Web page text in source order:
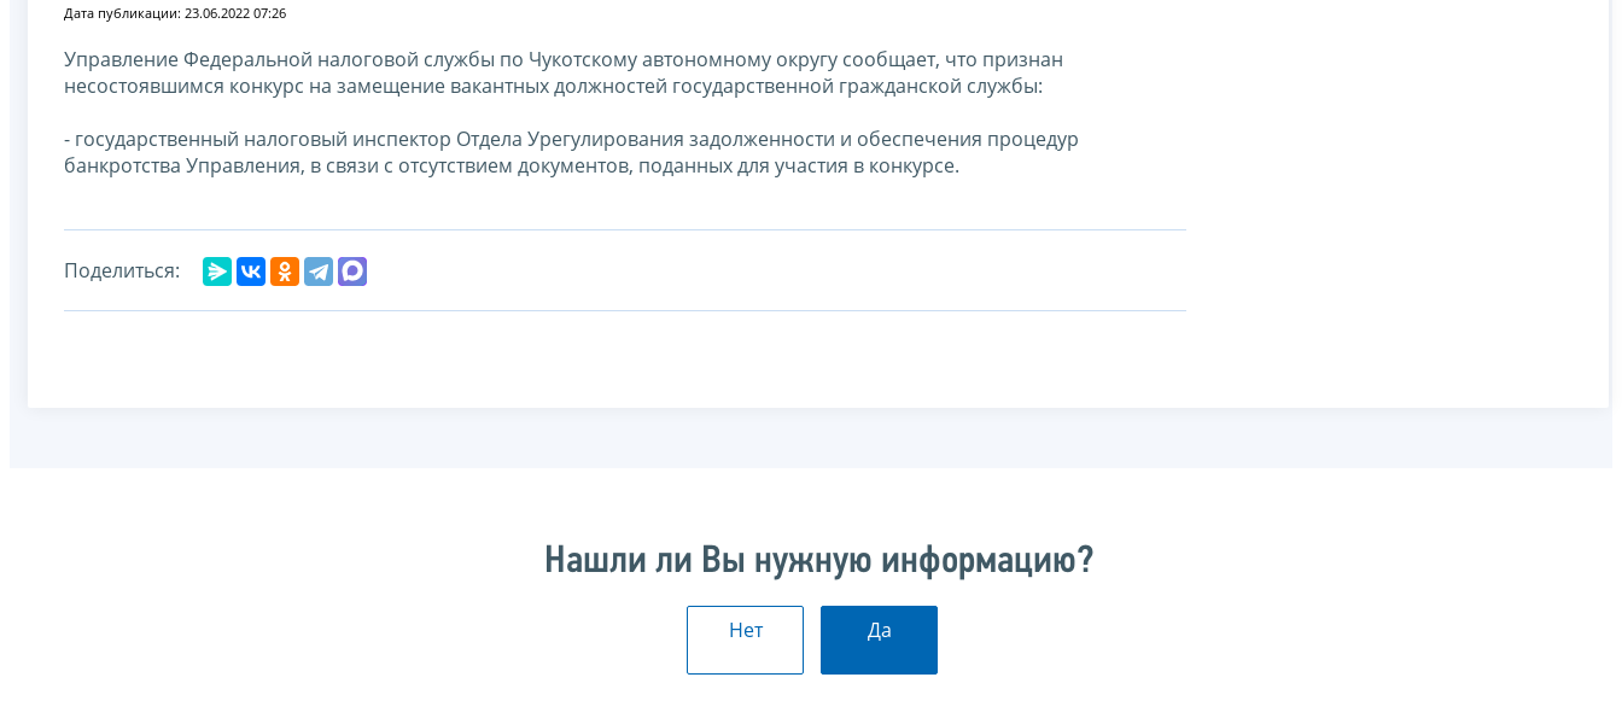
Дата публикации: 23.06.2022 07:26
Управление Федеральной налоговой службы по Чукотскому автономному округу сообщает, что признан
несостоявшимся конкурс на замещение вакантных должностей государственной гражданской службы:
- государственный налоговый инспектор Отдела Урегулирования задолженности и обеспечения процедур
банкротства Управления, в связи с отсутствием документов, поданных для участия в конкурсе.
Поделиться:
Нашли ли Вы нужную информацию?
Нет Да